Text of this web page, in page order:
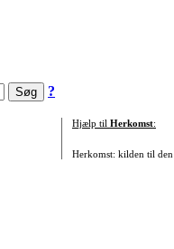
?
Hjælp til Herkomst:
Herkomst: kilden til